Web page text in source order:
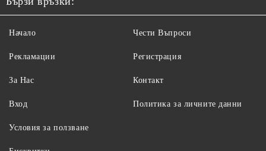
Начало
Рекламации
За Нас
Вход
Чести Въпроси
Регистрация
Контакт
Политика за личните данни
Условия за ползване